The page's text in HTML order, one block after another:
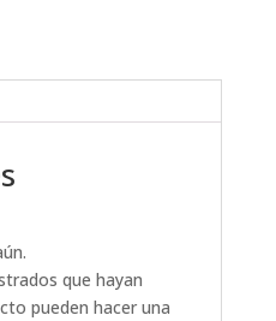
que hayan
pueden hacer una